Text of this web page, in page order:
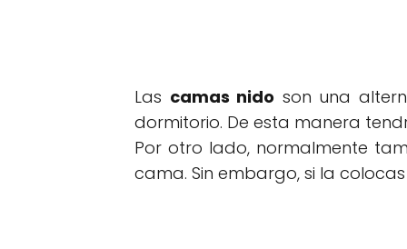
Las camas nido son una
dormitorio. De esta manera
Por otro lado, normalmente
cama. Sin embargo, si la